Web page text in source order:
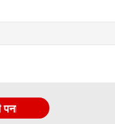
| कर्नाटक: एग्रीकल्चर